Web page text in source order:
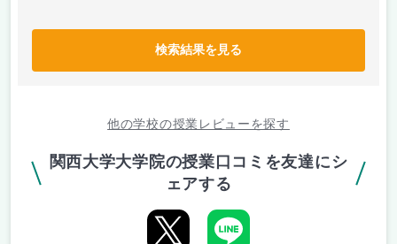
検索結果を見る
他の学校の授業レビューを探す
関西大学大学院の授業口コミを友達にシ
ェアする